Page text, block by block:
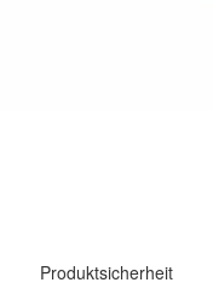
Produktsicherheit